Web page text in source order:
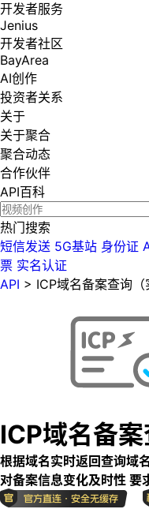
开发者服务
Jenius
开发者社区
BayArea
AI创作
投资者关系
关于
关于聚合
聚合动态
合作伙伴
API百科
热门搜索
短信发送 5G基站 身份证
票 实名认证
API > ICP域名备案查询（
ICP域名备案
根据域名实时返回查询域
对备案信息变化及时性 要